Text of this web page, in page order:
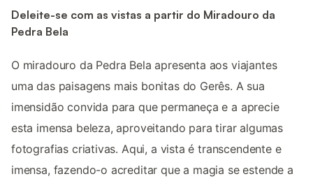
Deleite-se com as vistas a partir do Miradouro da
Pedra Bela
O miradouro da Pedra Bela apresenta aos viajantes
uma das paisagens mais bonitas do Gerês. A sua
imensidão convida para que permaneça e a aprecie
esta imensa beleza, aproveitando para tirar algumas
fotografias criativas. Aqui, a vista é transcendente e
imensa, fazendo-o acreditar que a magia se estende a